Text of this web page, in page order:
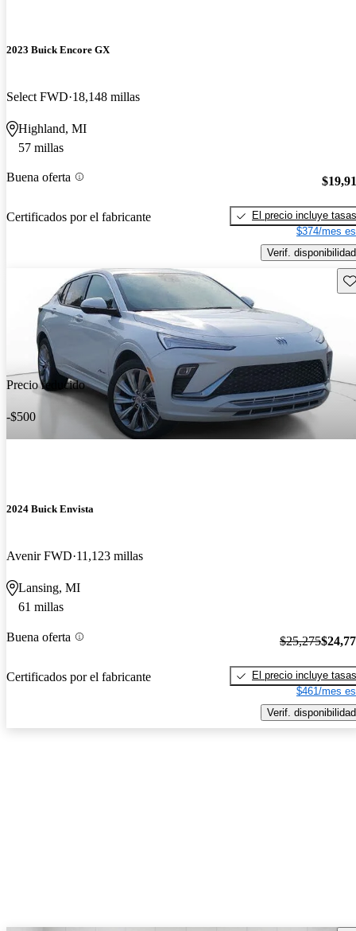
2023 Buick Encore GX
Select FWD 18,148 millas
Highland, MI
57 millas
Buena oferta
Certificados por el fabricante
El precio incluye tasas
$374/mes
Verif. disponibilidad
Precio reducido
-$500
2024 Buick Envista
Avenir FWD 11,123 millas
Lansing, MI
61 millas
Buena oferta
Certificados por el fabricante
$25,275
El precio incluye tasas
$461/mes
Verif. disponibilidad